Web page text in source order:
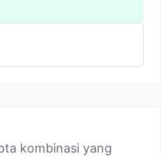
kombinasi yang